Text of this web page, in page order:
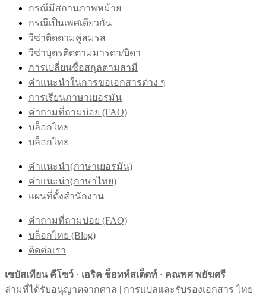
กรณีมีสถานภาพหม้าย
กรณีเป็นเพศเดียวกัน
วีซ่าติดตามคู่สมรส
วีซ่าบุตรติดตามมารดา/บิดา
การเปลี่ยนชื่อสกุลตามสามี
คำแนะนำในการขอเอกสารต่าง ๆ
การเรียนภาษาเยอรมัน
คำถามที่ถามบ่อย (FAQ)
บล็อกไทย
บล็อกไทย
คำแนะนำ(ภาษาเยอรมัน)
คำแนะนำ(ภาษาไทย)
แผนที่ตั้งสำนักงาน
คำถามที่ถามบ่อย (FAQ)
บล็อกไทย (Blog)
ติดต่อเรา
เซบัสเทียน คีโซว์ · เอริค ช็อทท์สเต็ดท์ · คณพศ พยัฆศรี
ล่ามที่ได้รับอนุญาตจากศาล | การแปลและรับรองเอกสาร ไทย